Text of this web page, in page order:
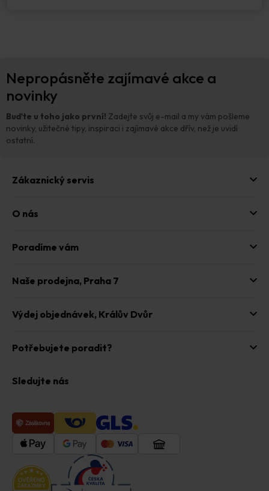
Nepropásněte zajímavé akce a
novinky
Buďte u toho jako první! Zadejte svůj e-mail a my vám pošleme
novinky, užitečné tipy, inspiraci i zajímavé akce dřív, než je uvidí
ostatní.
Zákaznický servis
O nás
Poradíme vám
Naše prodejna, Praha 7
Výdej objednávek, Králův Dvůr
Potřebujete poradit?
Sledujte nás